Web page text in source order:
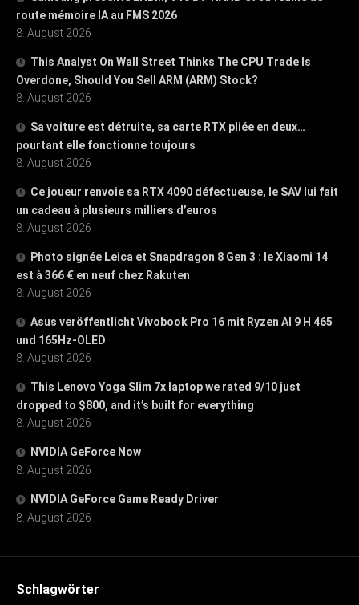
route mémoire IA au FMS 2026
8. August 2026
This Analyst On Wall Street Thinks The CPU Trade Is
Overdone, Should You Sell ARM (ARM) Stock?
8. August 2026
Sa voiture est détruite, sa carte RTX pliée en deux…
pourtant elle fonctionne toujours
8. August 2026
Ce joueur renvoie sa RTX 4090 défectueuse, le SAV lui fait
un cadeau à plusieurs milliers d’euros
8. August 2026
Photo signée Leica et Snapdragon 8 Gen 3 : le Xiaomi 14
est à 366 € en neuf chez Rakuten
8. August 2026
Asus veröffentlicht Vivobook Pro 16 mit Ryzen AI 9 H 465
und 165Hz-OLED
8. August 2026
This Lenovo Yoga Slim 7x laptop we rated 9/10 just
dropped to $800, and it’s built for everything
8. August 2026
NVIDIA GeForce Now
8. August 2026
NVIDIA GeForce Game Ready Driver
8. August 2026
Schlagwörter